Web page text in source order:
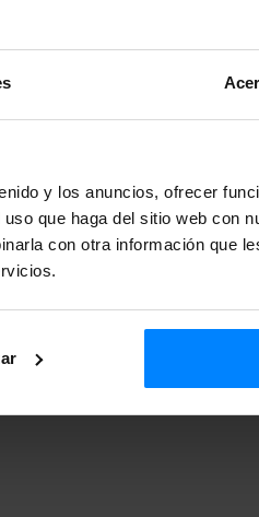
y los anuncios, ofrecer
que haga del sitio web con
con otra información que